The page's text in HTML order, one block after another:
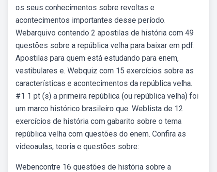
os seus conhecimentos sobre revoltas e
acontecimentos importantes desse período.
Webarquivo contendo 2 apostilas de história com 49
questões sobre a república velha para baixar em pdf.
Apostilas para quem está estudando para enem,
vestibulares e. Webquiz com 15 exercícios sobre as
características e acontecimentos da república velha.
#1 1 pt (s) a primeira república (ou república velha) foi
um marco histórico brasileiro que. Weblista de 12
exercícios de história com gabarito sobre o tema
república velha com questões do enem. Confira as
videoaulas, teoria e questões sobre:
Webencontre 16 questões de história sobre a